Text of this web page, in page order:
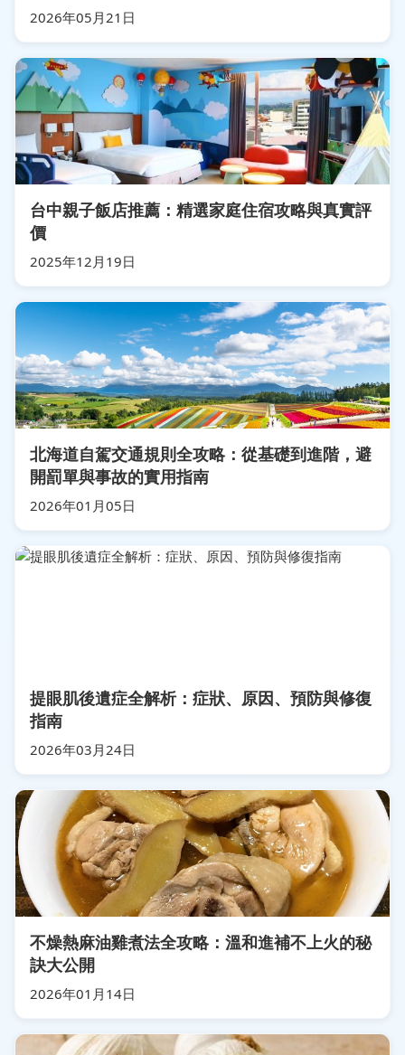
2026年05月21日
台中親子飯店推薦：精選家庭住宿攻略與真實評
價
2025年12月19日
北海道自駕交通規則全攻略：從基礎到進階，避
開罰單與事故的實用指南
2026年01月05日
提眼肌後遺症全解析：症狀、原因、預防與修復
指南
2026年03月24日
不燥熱麻油雞煮法全攻略：溫和進補不上火的秘
訣大公開
2026年01月14日